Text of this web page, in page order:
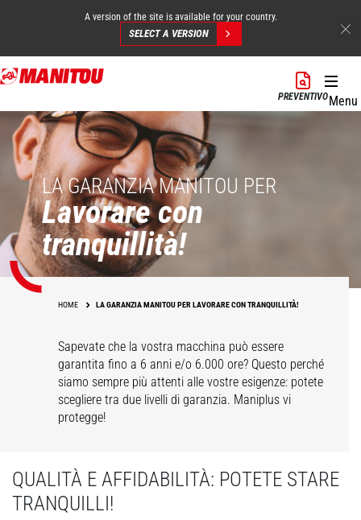
Salta
al
principale
A version of the site is available for your country.
SELECT A VERSION
PREVENTIVOMenu
LA GARANZIA MANITOU PER
Lavorare con
tranquillità!
HOME LA GARANZIA MANITOU PER LAVORARE CON TRANQUILLITÀ!
Sapevate che la vostra macchina può essere
garantita fino a 6 anni e/o 6.000 ore? Questo perché
siamo sempre più attenti alle vostre esigenze: potete
scegliere tra due livelli di garanzia. Maniplus vi
protegge!
QUALITÀ E AFFIDABILITÀ: POTETE STARE
TRANQUILLI!